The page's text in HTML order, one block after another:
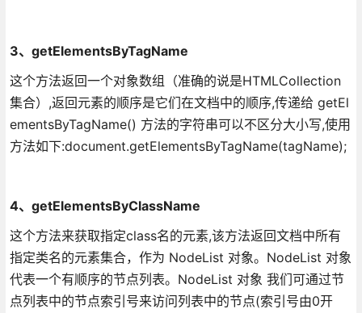
3、getElementsByTagName
这个方法返回一个对象数组（准确的说是HTMLCollection
集合）,返回元素的顺序是它们在文档中的顺序,传递给 getEl
ementsByTagName() 方法的字符串可以不区分大小写,使用
方法如下:document.getElementsByTagName(tagName);
4、getElementsByClassName
这个方法来获取指定class名的元素,该方法返回文档中所有
指定类名的元素集合，作为 NodeList 对象。NodeList 对象
代表一个有顺序的节点列表。NodeList 对象 我们可通过节
点列表中的节点索引号来访问列表中的节点(索引号由0开